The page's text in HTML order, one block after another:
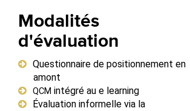
Modalités
d'évaluation
Questionnaire de positionnement en
amont
QCM intégré au e learning
Évaluation informelle via la